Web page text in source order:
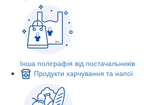
Інша поліграфія від постачальників
Продукти харчування та напої